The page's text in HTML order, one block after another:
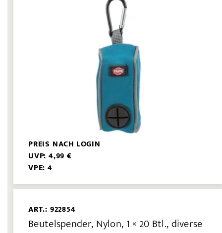
PREIS NACH LOGIN
UVP: 4,99 €
VPE: 4
ART.: 922854
Beutelspender, Nylon, 1 × 20 Btl., diverse